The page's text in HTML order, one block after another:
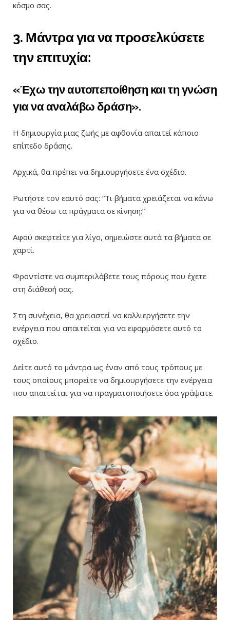
κόσμο σας.
3. Μάντρα για να προσελκύσετε
την επιτυχία:
«Έχω την αυτοπεποίθηση και τη γνώση
για να αναλάβω δράση».
Η δημιουργία μιας ζωής με αφθονία απαιτεί κάποιο
επίπεδο δράσης.
Αρχικά, θα πρέπει να δημιουργήσετε ένα σχέδιο.
Ρωτήστε τον εαυτό σας: “Τι βήματα χρειάζεται να κάνω
για να θέσω τα πράγματα σε κίνηση;”
Αφού σκεφτείτε για λίγο, σημειώστε αυτά τα βήματα σε
χαρτί.
Φροντίστε να συμπεριλάβετε τους πόρους που έχετε
στη διάθεσή σας.
Στη συνέχεια, θα χρειαστεί να καλλιεργήσετε την
ενέργεια που απαιτείται για να εφαρμόσετε αυτό το
σχέδιο.
Δείτε αυτό το μάντρα ως έναν από τους τρόπους με
τους οποίους μπορείτε να δημιουργήσετε την ενέργεια
που απαιτείται για να πραγματοποιήσετε όσα γράψατε.